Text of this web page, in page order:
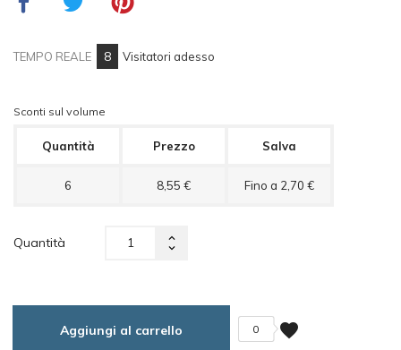
TEMPO REALE 8 Visitatori adesso
Sconti sul volume
Quantità Prezzo Salva
6 8,55 € Fino a 2,70 €
Quantità
Aggiungi al carrello favorite
0